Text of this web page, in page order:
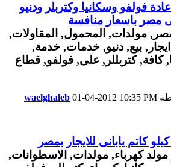
فولفو وسكانيا وكتربلر ودنيو
فى مصر باسعار منافسة
waelghaleb 01-04-2012 10:35 PM